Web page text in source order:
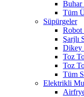
Buhar
Tüm
Süpürgeler
Robot
Şarjlı
Dikey
Toz
Toz
Tüm
Elektrikli